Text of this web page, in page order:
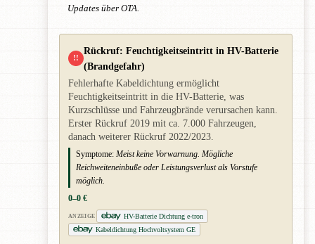
Updates über OTA.
!!
Rückruf: Feuchtigkeitseintritt in HV-Batterie
(Brandgefahr)
Fehlerhafte Kabeldichtung ermöglicht
Feuchtigkeitseintritt in die HV-Batterie, was
Kurzschlüsse und Fahrzeugbrände verursachen kann.
Erster Rückruf 2019 mit ca. 7.000 Fahrzeugen,
danach weiterer Rückruf 2022/2023.
Symptome: Meist keine Vorwarnung. Mögliche
Reichweiteneinbuße oder Leistungsverlust als Vorstufe
möglich.
0–0 €
ANZEIGE
HV-Batterie Dichtung e-tron
Kabeldichtung Hochvoltsystem GE